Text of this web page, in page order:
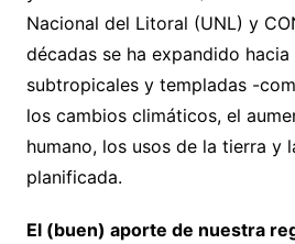
Nacional del Litoral (UNL) y
décadas se ha expandido hacia
subtropicales y templadas -
los cambios climáticos, el
humano, los usos de la tierra y
planificada.
El (buen) aporte de nuestra